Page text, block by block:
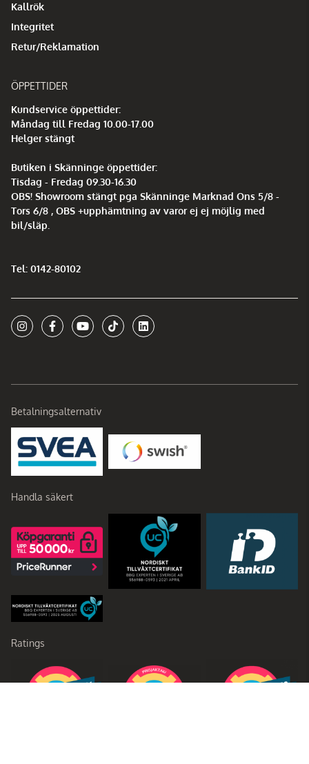
Kallrök
Integritet
Retur/Reklamation
ÖPPETTIDER
Kundservice öppettider:
Måndag till Fredag 10.00-17.00
Helger stängt
Butiken i Skänninge öppettider:
Tisdag - Fredag 09.30-16.30
OBS! Showroom stängt pga Skänninge Marknad Ons 5/8 -
Tors 6/8 , OBS +upphämtning av varor ej ej möjlig med
bil/släp.
Tel: 0142-80102
Betalningsalternativ
Handla säkert
Ratings